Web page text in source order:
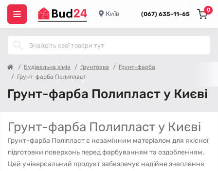
Київ (067) 635-11-65
0
Будівельна хімія Грунтовка
Грунт-фарба
Грунт-фарба Полипласт
Грунт-фарба Полипласт у Києві
Грунт-фарба Полипласт у Києві
Грунт-фарба Поліпласт є незамінним матеріалом для якісної
підготовки поверхонь перед фарбуванням та оздобленням.
Цей універсальний продукт забезпечує надійне зчеплення